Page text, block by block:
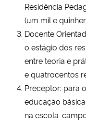
Residência
(um mil e
Docente
o estágio dos
entre teoria e
e quatrocentos
Preceptor: para
educação
na escola-